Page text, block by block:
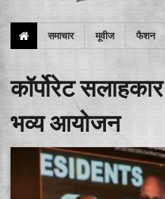
समाचार मूवीज फैशन
कॉर्पोरेट
भव्य आयोजन